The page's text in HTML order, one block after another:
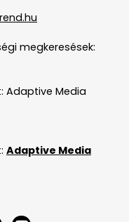
megkeresések:
Adaptive Media
Adaptive Media